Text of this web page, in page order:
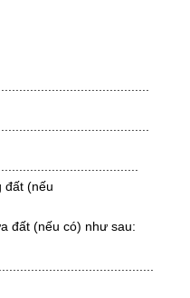
đất (nếu
đất (nếu có) như sau: